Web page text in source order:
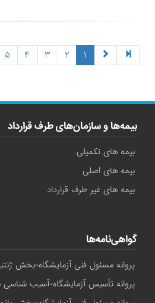
۱ ۲ ۳ ۴ ۵
بیمه‌ها و سازمان‌های طرف قرارداد
بیمه های تکمیلی
بیمه های اصلی
بیمه های غیر طرف قرارداد
گواهی‌نامه‌ها
پروانه مسئول فنی آزمایشگاه-بخش
پروانه تأسیس آزمایشگاه-آسیب